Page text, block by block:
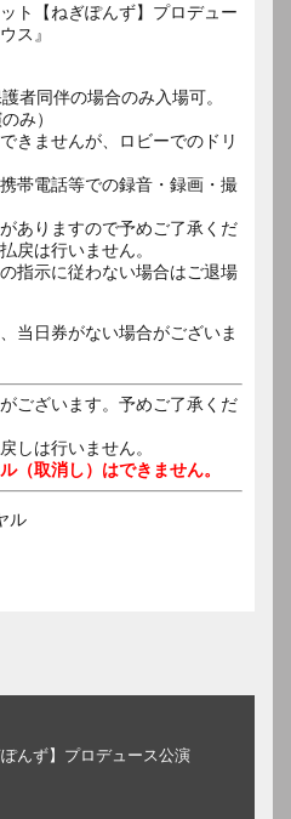
ト【ねぎぽんず】プロデュー
ス』
者同伴の場合のみ入場可。
み）
きませんが、ロビーでのドリ
帯電話等での録音・録画・撮
ありますので予めご了承くだ
戻は行いません。
指示に従わない場合はご退場
当日券がない場合がございま
ございます。予めご了承くだ
しは行いません。
（取消し）はできません。
ル
んず】プロデュース公演